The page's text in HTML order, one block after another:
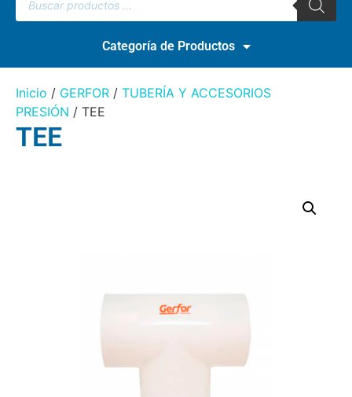
Categoría de Productos
Inicio / GERFOR / TUBERÍA Y ACCESORIOS
PRESIÓN / TEE
TEE